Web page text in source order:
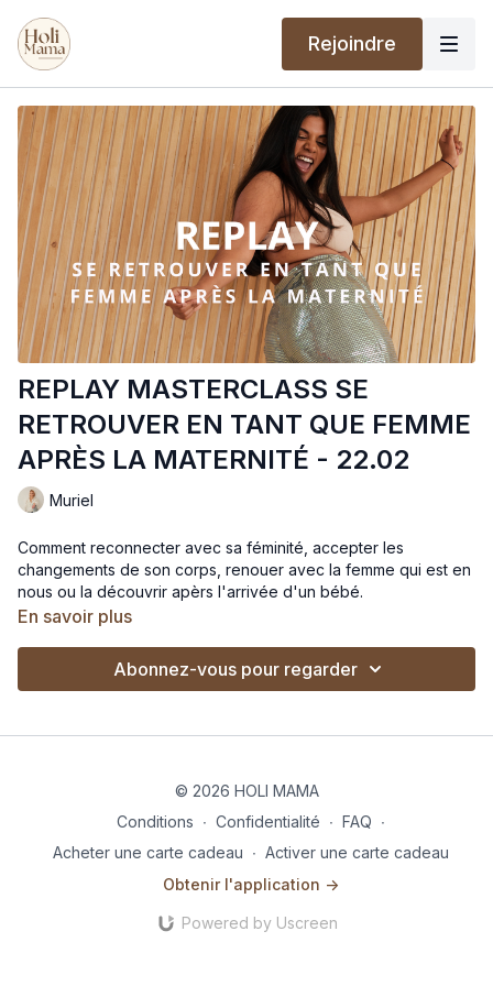
Rejoindre
REPLAY MASTERCLASS SE
RETROUVER EN TANT QUE FEMME
APRÈS LA MATERNITÉ - 22.02
Muriel
Comment reconnecter avec sa féminité, accepter les
changements de son corps, renouer avec la femme qui est en
nous ou la découvrir apèrs l'arrivée d'un bébé.
En savoir plus
Abonnez-vous pour regarder
© 2026 HOLI MAMA
Conditions ∙ Confidentialité ∙ FAQ ∙
Acheter une carte cadeau ∙ Activer une carte cadeau
Obtenir l'application ->
Powered by Uscreen